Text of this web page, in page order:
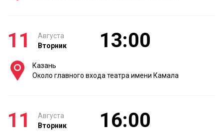
11
Августа
Вторник
13:00
Казань
Около главного входа театра имени Камала
11
Августа
Вторник
16:00